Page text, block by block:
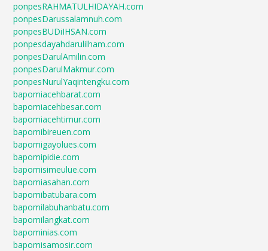
ponpesRAHMATULHIDAYAH.com
ponpesDarussalamnuh.com
ponpesBUDiIHSAN.com
ponpesdayahdarulilham.com
ponpesDarulAmilin.com
ponpesDarulMakmur.com
ponpesNurulYaqintengku.com
bapomiacehbarat.com
bapomiacehbesar.com
bapomiacehtimur.com
bapomibireuen.com
bapomigayolues.com
bapomipidie.com
bapomisimeulue.com
bapomiasahan.com
bapomibatubara.com
bapomilabuhanbatu.com
bapomilangkat.com
bapominias.com
bapomisamosir.com